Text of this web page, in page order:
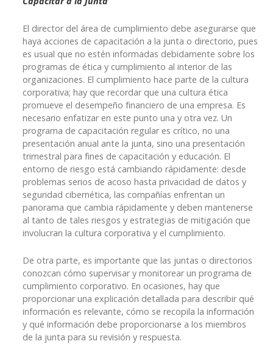
El director del área de cumplimiento debe asegurarse que
haya acciones de capacitación a la junta o directorio, pues
es usual que no estén informadas debidamente sobre los
programas de ética y cumplimiento al interior de las
organizaciones. El cumplimiento hace parte de la cultura
corporativa; hay que recordar que una cultura ética
promueve el desempeño financiero de una empresa. Es
necesario enfatizar en este punto una y otra vez. Un
programa de capacitación regular es crítico, no una
presentación anual ante la junta, sino una presentación
trimestral para fines de capacitación y educación. El
entorno de riesgo está cambiando rápidamente: desde
problemas serios de acoso hasta privacidad de datos y
seguridad cibernética, las compañías enfrentan un
panorama que cambia rápidamente y deben mantenerse
al tanto de tales riesgos y estrategias de mitigación que
involucran la cultura corporativa y el cumplimiento.
De otra parte, es importante que las juntas o directorios
conozcan cómo supervisar y monitorear un programa de
cumplimiento corporativo. En ocasiones, hay que
proporcionar una explicación detallada para describir qué
información es relevante, cómo se recopila la información
y qué información debe proporcionarse a los miembros
de la junta para su revisión y respuesta.